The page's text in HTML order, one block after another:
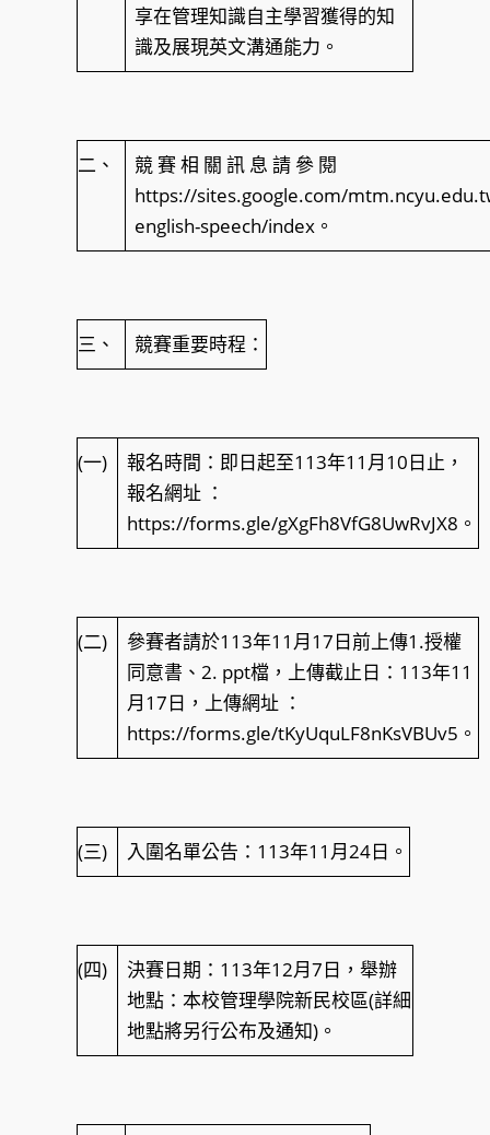
享在管理知識自主學習獲得的知
識及展現英文溝通能力。
二、
競 賽 相 關 訊 息 請 參 閱
https://sites.google.com/
english-speech/index。
三、 競賽重要時程：
(一)
報名時間：即日起至113年11月10日止，
報名網址 ：
https://forms.gle/gXgFh8VfG8UwRvJX8。
(二)
參賽者請於113年11月17日前上傳1.授權
同意書、2. ppt檔，上傳截止日：113年11
月17日，上傳網址 ：
https://forms.gle/tKyUquLF8nKsVBUv5。
(三) 入圍名單公告：113年11月24日。
(四)
決賽日期：113年12月7日，舉辦
地點：本校管理學院新民校區(詳細
地點將另行公布及通知)。